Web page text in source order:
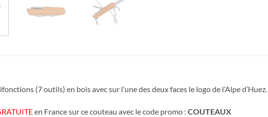
(7 outils) en bois avec sur l’une des deux faces le logo de l’Alpe d’Huez.
en France sur ce couteau avec le code promo : COUTEAUX